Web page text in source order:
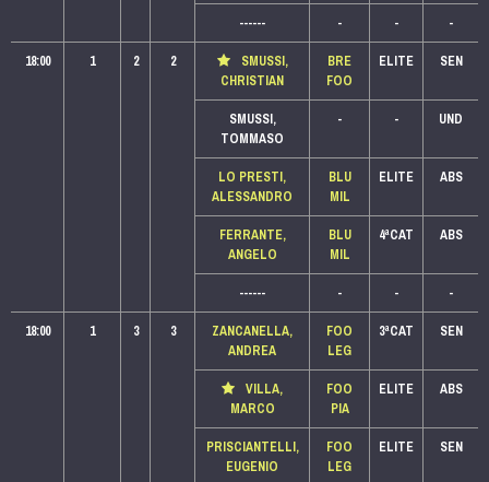
------ - -
-
18:00
1 2 2
SMUSSI,
CHRISTIAN
BRE
FOO
ELITE SEN
SMUSSI,
TOMMASO
- - UND
LO PRESTI,
ALESSANDRO
BLU
MIL
ELITE ABS
FERRANTE,
ANGELO
BLU
MIL
4ªCAT ABS
------ - -
-
18:00
1 3 3
ZANCANELLA,
ANDREA
FOO
LEG
3ªCAT SEN
VILLA,
MARCO
FOO
PIA
ELITE ABS
PRISCIANTELLI,
EUGENIO
FOO
LEG
ELITE SEN